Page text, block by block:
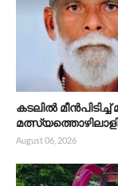
കടലിൽ
August 06, 2026